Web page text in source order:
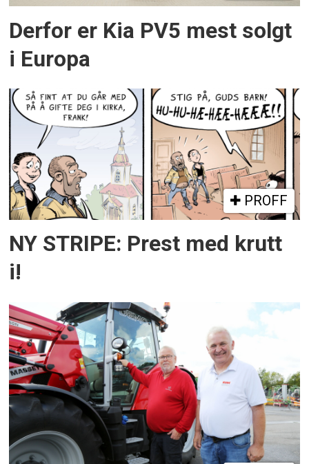
Derfor er Kia PV5 mest solgt
i Europa
PROFF
NY STRIPE: Prest med krutt
i!